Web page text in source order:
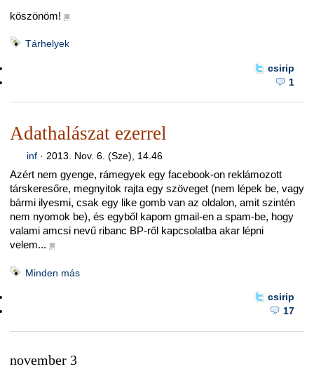
köszönöm! ■
Tárhelyek
csirip
1
Adathalászat ezerrel
inf· 2013. Nov. 6. (Sze), 14.46
Azért nem gyenge, rámegyek egy facebook-on reklámozott
társkeresőre, megnyitok rajta egy szöveget (nem lépek be, vagy
bármi ilyesmi, csak egy like gomb van az oldalon, amit szintén
nem nyomok be), és egyből kapom gmail-en a spam-be, hogy
valami amcsi nevű ribanc BP-ről kapcsolatba akar lépni
velem... ■
Minden más
csirip
17
november 3